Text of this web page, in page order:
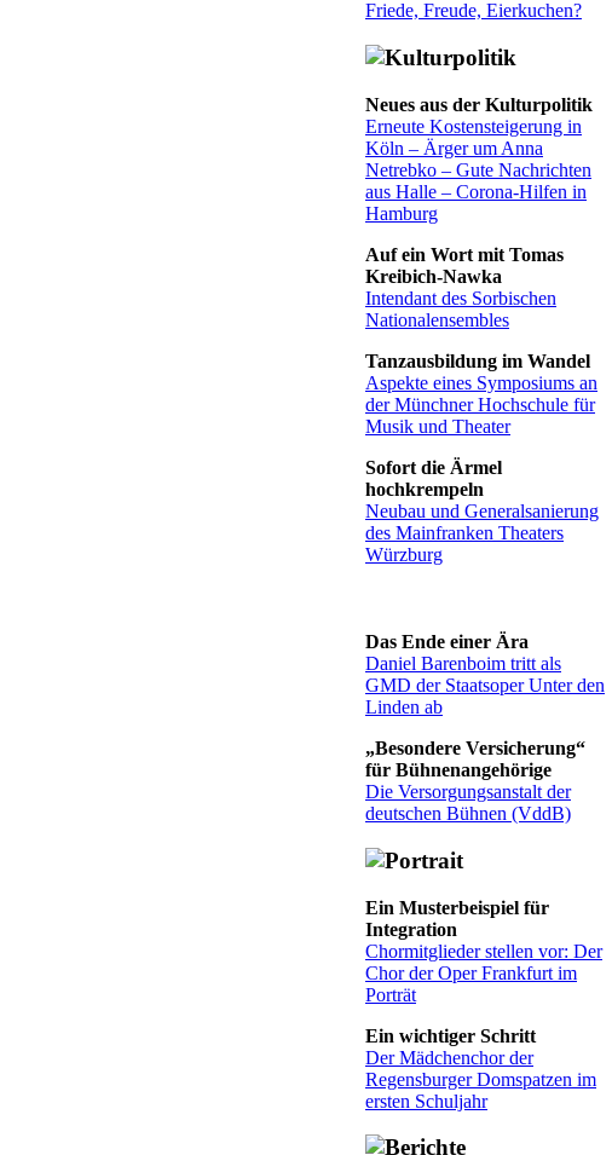
Friede, Freude, Eierkuchen?
Neues aus der Kulturpolitik
Erneute Kostensteigerung in
Köln – Ärger um Anna
Netrebko – Gute Nachrichten
aus Halle – Corona-Hilfen in
Hamburg
Auf ein Wort mit Tomas
Kreibich-Nawka
Intendant des Sorbischen
Nationalensembles
Tanzausbildung im Wandel
Aspekte eines Symposiums an
der Münchner Hochschule für
Musik und Theater
Sofort die Ärmel
hochkrempeln
Neubau und Generalsanierung
des Mainfranken Theaters
Würzburg
Das Ende einer Ära
Daniel Barenboim tritt als
GMD der Staatsoper Unter den
Linden ab
„Besondere Versicherung“
für Bühnenangehörige
Die Versorgungsanstalt der
deutschen Bühnen (VddB)
Ein Musterbeispiel für
Integration
Chormitglieder stellen vor: Der
Chor der Oper Frankfurt im
Porträt
Ein wichtiger Schritt
Der Mädchenchor der
Regensburger Domspatzen im
ersten Schuljahr